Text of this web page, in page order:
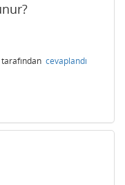
tarafından cevaplandı